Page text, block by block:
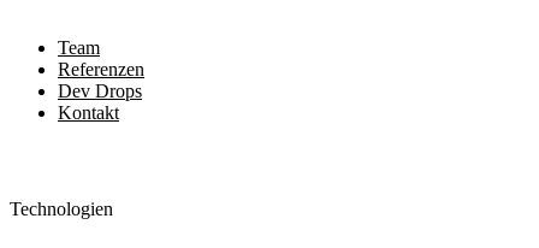
Team
Referenzen
Dev Drops
Kontakt
Technologien